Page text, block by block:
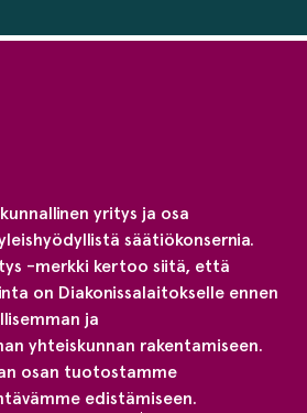
yritys ja osa
säätiökonsernia.
-merkki kertoo siitä, että
on Diakonissalaitokselle ennen
ja
yhteiskunnan rakentamiseen.
osan tuotostamme
edistämiseen.